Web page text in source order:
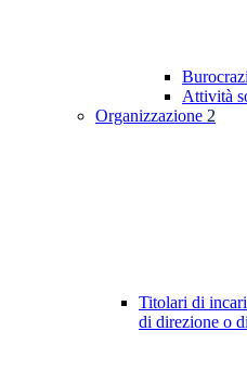
Attività
Organizzazione 2
Titolari di
di direzione o